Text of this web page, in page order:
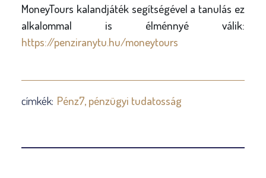
MoneyTours kalandjáték segítségével a tanulás ez
alkalommal is élménnyé válik:
https://penziranytu.hu/moneytours
címkék: Pénz7 pénzügyi tudatosság